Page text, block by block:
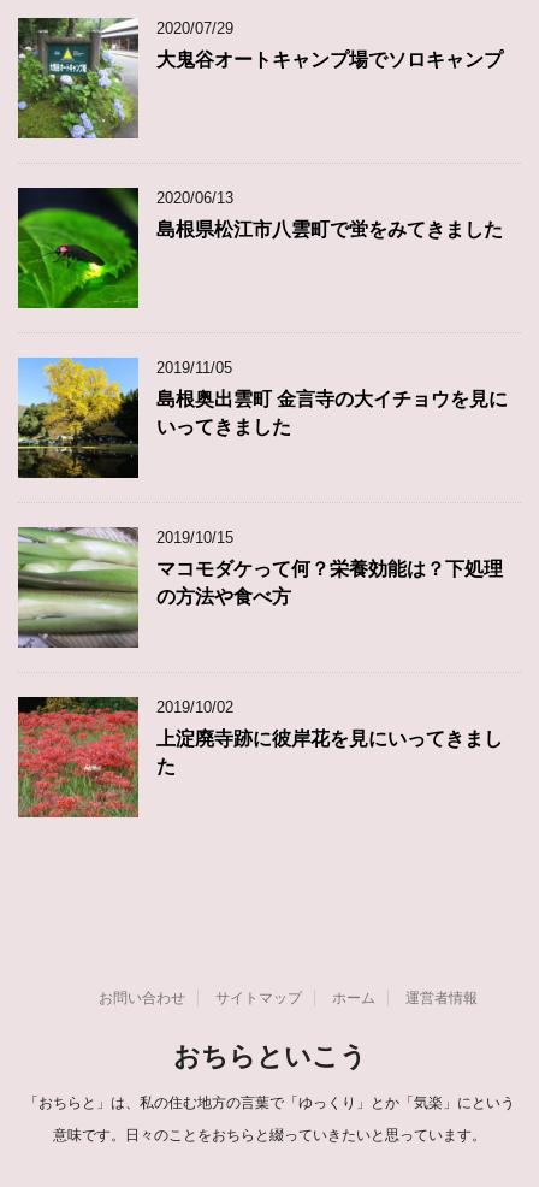
2020/07/29
大鬼谷オートキャンプ場でソロキャンプ
2020/06/13
島根県松江市八雲町で蛍をみてきました
2019/11/05
島根奥出雲町 金言寺の大イチョウを見に
いってきました
2019/10/15
マコモダケって何？栄養効能は？下処理
の方法や食べ方
2019/10/02
上淀廃寺跡に彼岸花を見にいってきまし
た
お問い合わせ サイトマップ ホーム 運営者情報
おちらといこう
「おちらと」は、私の住む地方の言葉で「ゆっくり」とか「気楽」にという
意味です。日々のことをおちらと綴っていきたいと思っています。